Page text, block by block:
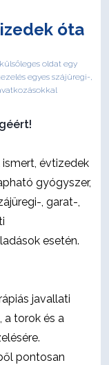
óta
oldat egy
egyes szájüregi-,
ismert, évtizedek
gyógyszer,
, garat-,
esetén.
javallati
a torok és a
pontosan